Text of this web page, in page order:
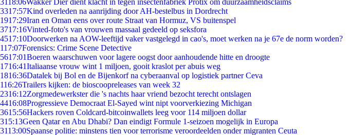
3118:06Wakker Dier dient klacht in tegen insectenfabriek Protix om duurzaamheidsclaims
3317:57Kind overleden na aanrijding door AH-bestelbus in Dordrecht
1917:29Iran en Oman eens over route Straat van Hormuz, VS buitenspel
3717:16Vinted-foto's van vrouwen massaal gedeeld op seksfora
4517:10Doorwerken na AOW-leeftijd vaker vastgelegd in cao's, moet werken na je 67e de norm worden?
117:07Forensics: Crime Scene Detective
5617:01Boeren waarschuwen voor lagere oogst door aanhoudende hitte en droogte
1716:41Italiaanse vrouw wint 1 miljoen, gooit kraslot per abuis weg
1816:36Datalek bij Bol en de Bijenkorf na cyberaanval op logistiek partner Ceva
116:26Trailers kijken: de bioscoopreleases van week 32
2316:12Zorgmedewerkster die 's nachts haar vriend bezocht terecht ontslagen
4416:08Progressieve Democraat El-Sayed wint nipt voorverkiezing Michigan
3615:56Hackers roven Coldcard-bitcoinwallets leeg voor 114 miljoen dollar
315:13Geen Qatar en Abu Dhabi? Dan eindigt Formule 1-seizoen mogelijk in Europa
3113:00Spaanse politie: minstens tien voor terrorisme veroordeelden onder migranten Ceuta